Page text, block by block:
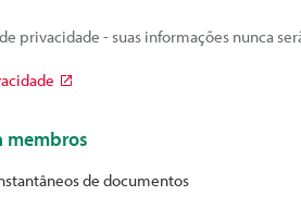
privacidade - suas informações nunca
membros
de documentos